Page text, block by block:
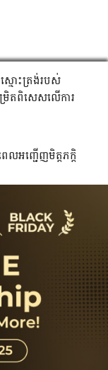
មោះត្រង់របស់
ម្រិត​ពិសេស​លើការ​
ល​អញ្ជើញ​មិត្តភក្តិ​